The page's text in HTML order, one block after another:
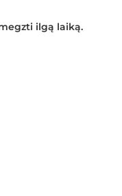
ilgą laiką.